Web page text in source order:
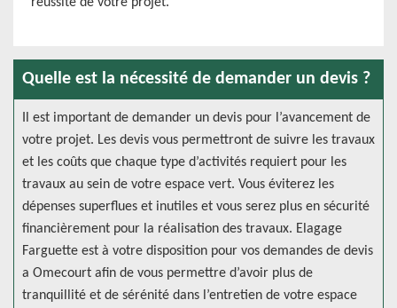
Quelle est la nécessité de demander un devis ?
Il est important de demander un devis pour l’avancement de
votre projet. Les devis vous permettront de suivre les travaux
et les coûts que chaque type d’activités requiert pour les
travaux au sein de votre espace vert. Vous éviterez les
dépenses superflues et inutiles et vous serez plus en sécurité
financièrement pour la réalisation des travaux. Elagage
Farguette est à votre disposition pour vos demandes de devis
a Omecourt afin de vous permettre d’avoir plus de
tranquillité et de sérénité dans l’entretien de votre espace